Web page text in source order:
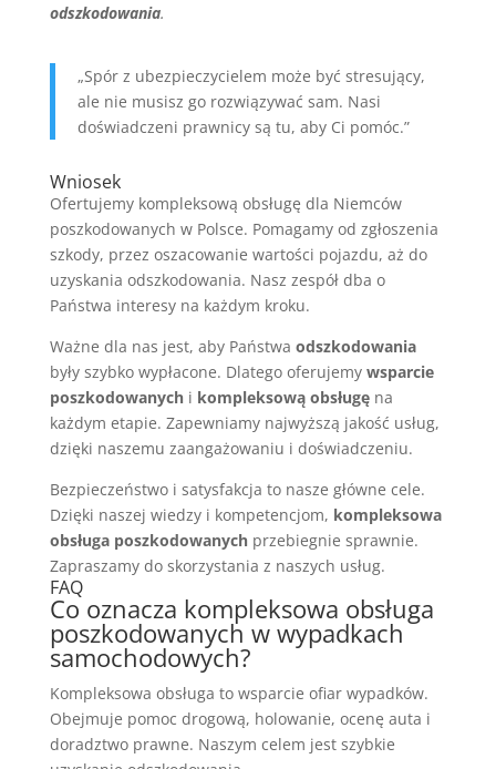
odszkodowania.
„Spór z ubezpieczycielem może być stresujący,
ale nie musisz go rozwiązywać sam. Nasi
doświadczeni prawnicy są tu, aby Ci pomóc.”
Wniosek
Ofertujemy kompleksową obsługę dla Niemców
poszkodowanych w Polsce. Pomagamy od zgłoszenia
szkody, przez oszacowanie wartości pojazdu, aż do
uzyskania odszkodowania. Nasz zespół dba o
Państwa interesy na każdym kroku.
Ważne dla nas jest, aby Państwa odszkodowania
były szybko wypłacone. Dlatego oferujemy wsparcie
poszkodowanychi kompleksową obsługęna
każdym etapie. Zapewniamy najwyższą jakość usług,
dzięki naszemu zaangażowaniu i doświadczeniu.
Bezpieczeństwo i satysfakcja to nasze główne cele.
Dzięki naszej wiedzy i kompetencjom, kompleksowa
obsługa poszkodowanychprzebiegnie sprawnie.
Zapraszamy do skorzystania z naszych usług.
FAQ
Co oznacza kompleksowa obsługa
poszkodowanych w wypadkach
samochodowych?
Kompleksowa obsługa to wsparcie ofiar wypadków.
Obejmuje pomoc drogową, holowanie, ocenę auta i
doradztwo prawne. Naszym celem jest szybkie